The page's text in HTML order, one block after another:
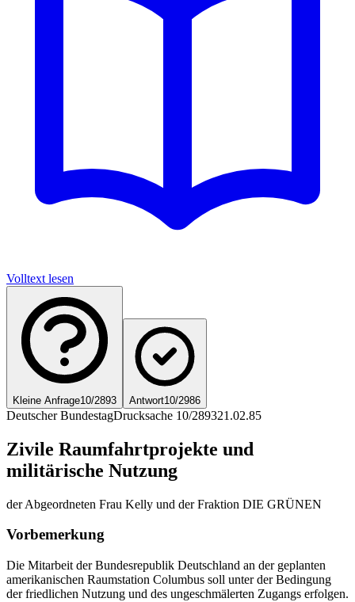
Volltext lesen
Kleine Anfrage10/2893 Antwort10/2986
Deutscher BundestagDrucksache 10/289321.02.85
Zivile Raumfahrtprojekte und
militärische Nutzung
der Abgeordneten Frau Kelly und der Fraktion DIE GRÜNEN
Vorbemerkung
Die Mitarbeit der Bundesrepublik Deutschland an der geplanten
amerikanischen Raumstation Columbus soll unter der Bedingung
der friedlichen Nutzung und des ungeschmälerten Zugangs erfolgen.